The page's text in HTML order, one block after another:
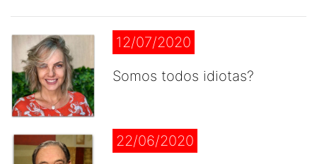
12/07/2020
Somos todos idiotas?
22/06/2020